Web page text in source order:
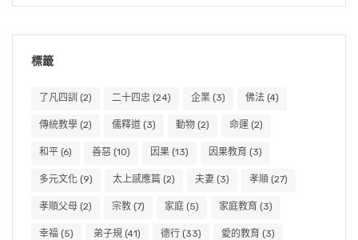
標籤
了凡四訓 (2) 二十四忠 (24) 企業 (3) 佛法 (4)
傳統教學 (2) 儒釋道 (3) 動物 (2) 命運 (2)
和平 (6) 善惡 (10) 因果 (13) 因果教育 (3)
多元文化 (9) 太上感應篇 (2) 夫妻 (3) 孝順 (27)
孝順父母 (2) 宗教 (7) 家庭 (5) 家庭教育 (3)
幸福 (5) 弟子規 (41) 德行 (33) 愛的教育 (3)